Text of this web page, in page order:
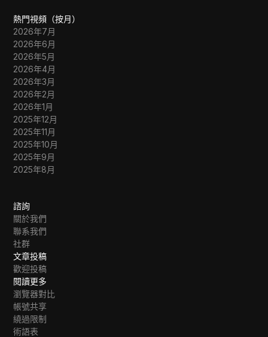
熱門視頻（按月）
2026年7月
2026年6月
2026年5月
2026年4月
2026年3月
2026年2月
2026年1月
2025年12月
2025年11月
2025年10月
2025年9月
2025年8月
諮詢
關於我們
聯系我們
社群
文章投稿
歡迎投稿
閱讀更多
瀏覽器對比
帳號共享
繞過限制
術語表